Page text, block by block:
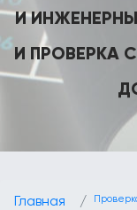
И
И ПРОВЕРКА
Главная